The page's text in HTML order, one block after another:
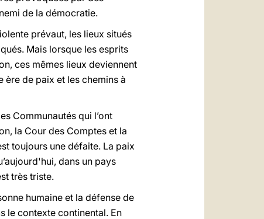
de la démocratie.
prévaut, les lieux situés
Mais lorsque les esprits
ces mêmes lieux deviennent
ère de paix et les chemins à
Communautés qui l’ont
la Cour des Comptes et la
toujours une défaite. La paix
dans un pays
très triste.
humaine et la défense de
le contexte continental. En